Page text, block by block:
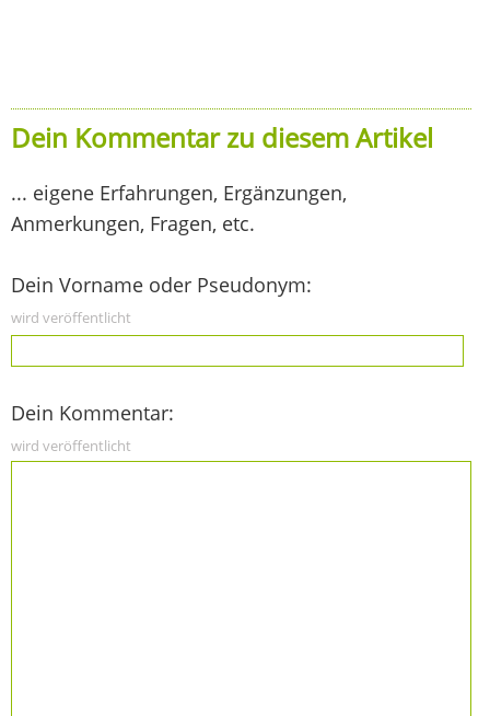
Dein Kommentar zu diesem Artikel
... eigene Erfahrungen, Ergänzungen,
Anmerkungen, Fragen, etc.
Dein Vorname oder Pseudonym:
wird veröffentlicht
Dein Kommentar:
wird veröffentlicht